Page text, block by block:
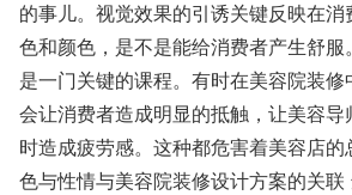
的事儿。视觉效果的引诱关键反映在
色和颜色，是不是能给消费者产生舒
是一门关键的课程。有时在美容院装修
会让消费者造成明显的抵触，让美容导
时造成疲劳感。这种都危害着美容店
色与性情与美容院装修设计方案的关